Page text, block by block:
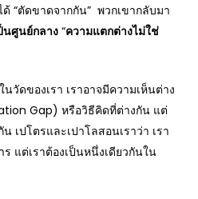
“ตัดขาดจากกัน” พวกเขากลับมา
นศูนย์กลาง “ความแตกต่างไม่ใช่
วัดของเรา เราอาจมีความเห็นต่าง
Gap) หรือวิธีคิดที่ต่างกัน แต่
เปโตรและเปาโลสอนเราว่า เรา
แต่เราต้องเป็นหนึ่งเดียวกันใน